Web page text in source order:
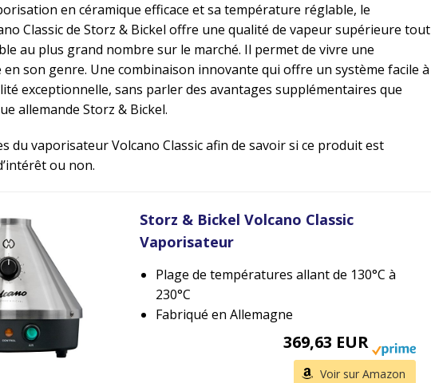
en céramique efficace et sa température réglable, le
Classic de Storz & Bickel offre une qualité de vapeur supérieure tout
au plus grand nombre sur le marché. Il permet de vivre une
son genre. Une combinaison innovante qui offre un système facile à
exceptionnelle, sans parler des avantages supplémentaires que
allemande Storz & Bickel.
du vaporisateur Volcano Classic afin de savoir si ce produit est
ou non.
Storz & Bickel Volcano Classic
Vaporisateur
Plage de températures allant de 130°C à
230°C
Fabriqué en Allemagne
369,63 EUR
Voir sur Amazon